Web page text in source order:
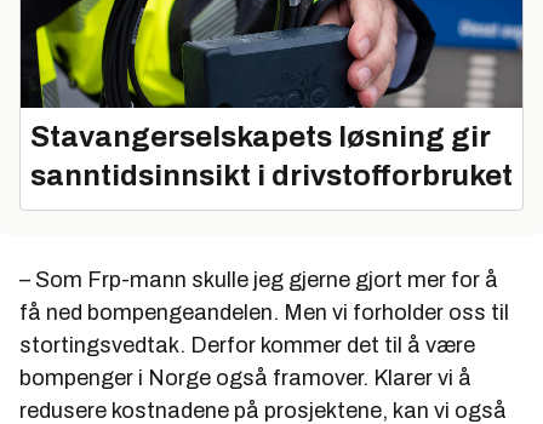
Stavangerselskapets løsning gir
sanntidsinnsikt i drivstofforbruket
– Som Frp-mann skulle jeg gjerne gjort mer for å
få ned bompengeandelen. Men vi forholder oss til
stortingsvedtak. Derfor kommer det til å være
bompenger i Norge også framover. Klarer vi å
redusere kostnadene på prosjektene, kan vi også